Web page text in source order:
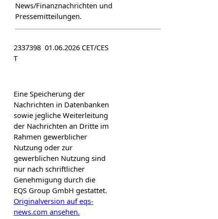
News/Finanznachrichten und
Pressemitteilungen.
2337398 01.06.2026 CET/CES
T
Eine Speicherung der
Nachrichten in Datenbanken
sowie jegliche Weiterleitung
der Nachrichten an Dritte im
Rahmen gewerblicher
Nutzung oder zur
gewerblichen Nutzung sind
nur nach schriftlicher
Genehmigung durch die
EQS Group GmbH gestattet.
Originalversion auf eqs-
news.com ansehen.